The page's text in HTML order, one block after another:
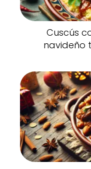
Cuscús
navideño